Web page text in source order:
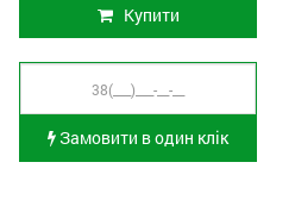
Купити
Замовити в один клік